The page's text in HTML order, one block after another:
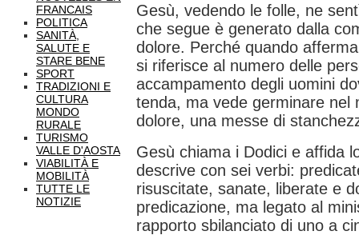
FRANCAIS
POLITICA
SANITÀ,
SALUTE E
STARE BENE
SPORT
TRADIZIONI E
CULTURA
MONDO
RURALE
TURISMO
VALLE D'AOSTA
VIABILITÀ E
MOBILITÀ
TUTTE LE
NOTIZIE
Gesù, vedendo le folle, ne
che segue è generato dalla
dolore. Perché quando
si riferisce al numero delle
accampamento degli uomini
tenda, ma vede germinare nel
dolore, una messe di
Gesù chiama i Dodici e affida
descrive con sei verbi:
risuscitate, sanate, liberate e
predicazione, ma legato al
rapporto sbilanciato di uno a